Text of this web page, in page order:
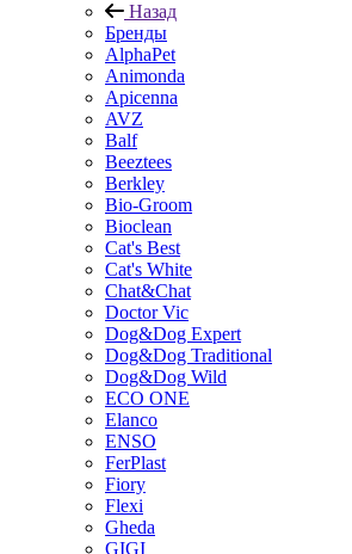
Назад
Бренды
AlphaPet
Animonda
Apicenna
AVZ
Balf
Beeztees
Berkley
Bio-Groom
Bioclean
Cat's Best
Cat's White
Chat&Chat
Doctor Vic
Dog&Dog Expert
Dog&Dog Traditional
Dog&Dog Wild
ECO ONE
Elanco
ENSO
FerPlast
Fiory
Flexi
Gheda
GIGI